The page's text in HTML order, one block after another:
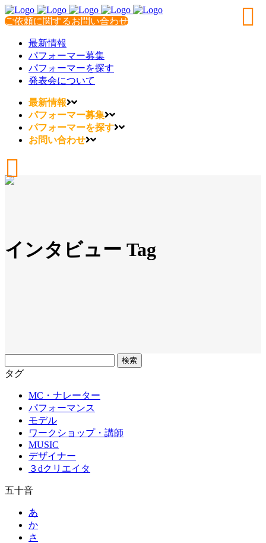
ご依頼に関するお問い合わせ
最新情報
パフォーマー募集
パフォーマーを探す
発表会について
最新情報
パフォーマー募集
パフォーマーを探す
お問い合わせ
インタビュー Tag
リ
タグ
MC・ナレーター
パフォーマンス
モデル
ワークショップ・講師
MUSIC
デザイナー
３dクリエイタ
五十音
あ
か
さ